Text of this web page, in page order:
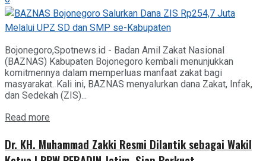
Bojonegoro,Spotnews.id - Badan Amil Zakat Nasional
(BAZNAS) Kabupaten Bojonegoro kembali menunjukkan
komitmennya dalam memperluas manfaat zakat bagi
masyarakat. Kali ini, BAZNAS menyalurkan dana Zakat, Infak,
dan Sedekah (ZIS)...
Read more
Dr. KH. Muhammad Zakki Resmi Dilantik sebagai Wakil